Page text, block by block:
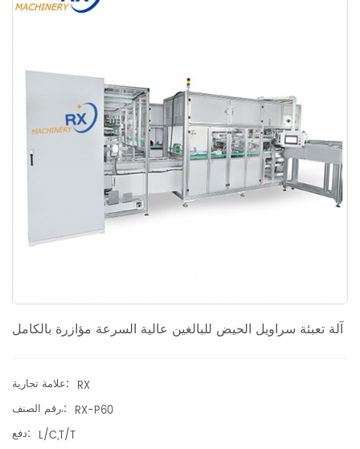
آلة تعبئة سراويل الحيض للبالغين عالية السرعة مؤازرة بالكامل
علامة تجارية: RX
رقم الصنف.: RX-P60
دفع: L/C,T/T